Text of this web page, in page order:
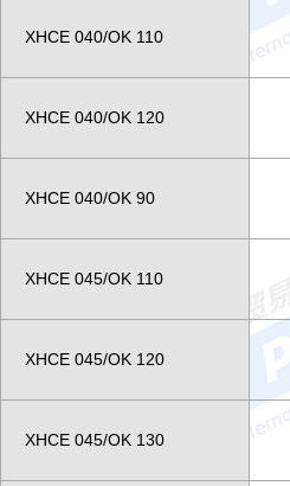
XHCE 040/OK 110
XHCE 040/OK 120
XHCE 040/OK 90
XHCE 045/OK 110
XHCE 045/OK 120
XHCE 045/OK 130